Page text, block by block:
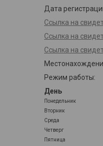
Дата
Ссылка на
Ссылка на
Ссылка на
Режим работы:
День
Понедельник
Вторник
Среда
Четверг
Пятница